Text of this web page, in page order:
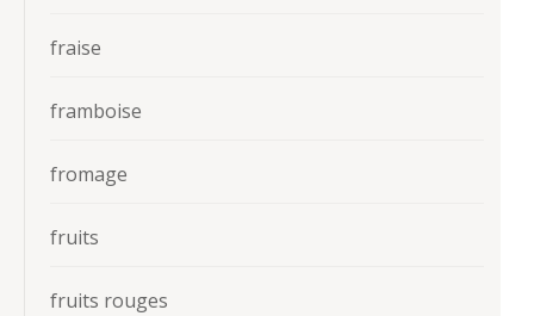
fraise
framboise
fromage
fruits
fruits rouges